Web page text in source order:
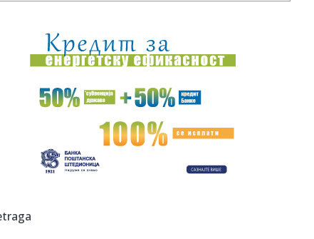
08:37:“IranWire”: Ајатолах Моџтаба Хамнеи ...
08:37:TOBOL JURI POVRATAK: Milovanović poslao jasnu poruku
nakon poraz...
РХМЗ: Упозорење на високе ...
08:32:Verica i Veljko kopaju ogroman bazen na Avali: Stigli